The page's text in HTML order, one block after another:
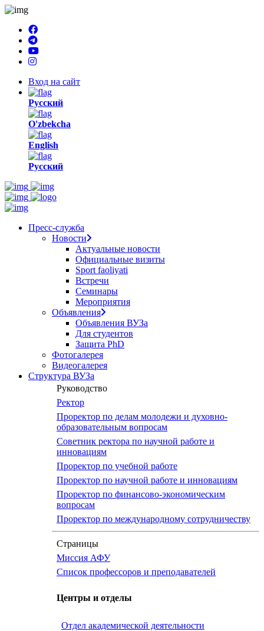
Вход на сайт
Русский
O'zbekcha
English
Русский
Пресс-служба
Новости
Актуальные новости
Официальные визиты
Sport faoliyati
Встречи
Семинары
Мероприятия
Объявления
Объявления ВУЗа
Для студентов
Защита PhD
Фотогалерея
Видеогалерея
Структура ВУЗа
Руководство
Ректор
Проректор по делам молодежи и духовно-
образовательным вопросам
Советник ректора по научной работе и
инновациям
Проректор по учебной работе
Проректор по научной работе и инновациям
Проректор по финансово-экономическим
вопросам
Проректор по международному сотрудничеству
Страницы
Миссия АФУ
Список профессоров и преподавателей
Центры и отделы
Отдел академической деятельности